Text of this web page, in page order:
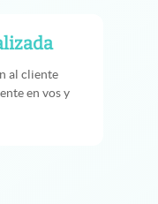
al cliente
en vos y